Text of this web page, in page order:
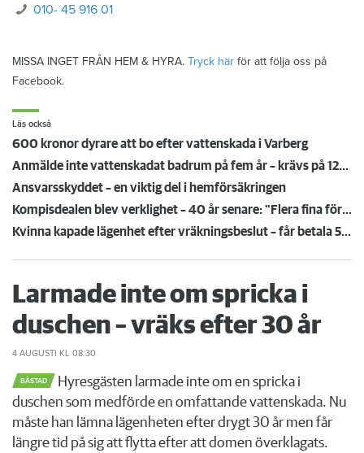
010- 45 916 01
MISSA INGET FRÅN HEM & HYRA. Tryck här för att följa oss på
Facebook.
Läs också
600 kronor dyrare att bo efter vattenskada i Varberg
Anmälde inte vattenskadat badrum på fem år – krävs på 125 000 kronor
Ansvarsskyddet – en viktig del i hemförsäkringen
Kompisdealen blev verklighet – 40 år senare: "Flera fina fördelar med att dela bostad"
Kvinna kapade lägenhet efter vräkningsbeslut – får betala 50 000
Larmade inte om spricka i
duschen – vräks efter 30 år
4 AUGUSTI KL 08:30
BÅSTAD
Hyresgästen larmade inte om en spricka i
duschen som medförde en omfattande vattenskada. Nu
måste han lämna lägenheten efter drygt 30 år men får
längre tid på sig att flytta efter att domen överklagats.